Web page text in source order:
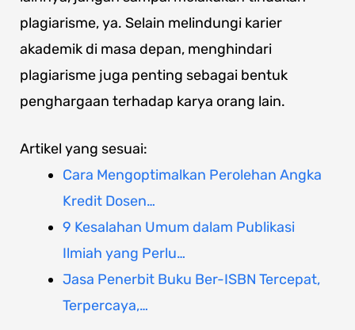
plagiarisme, ya. Selain melindungi karier
akademik di masa depan, menghindari
plagiarisme juga penting sebagai bentuk
penghargaan terhadap karya orang lain.
Artikel yang sesuai:
Cara Mengoptimalkan Perolehan Angka
Kredit Dosen…
9 Kesalahan Umum dalam Publikasi
Ilmiah yang Perlu…
Jasa Penerbit Buku Ber-ISBN Tercepat,
Terpercaya,…